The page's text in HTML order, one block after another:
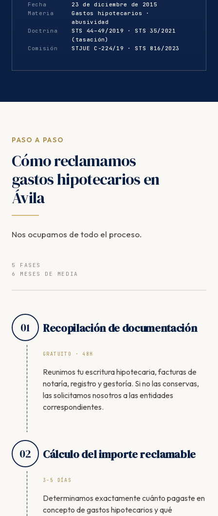
Fecha
23 de diciembre de 2015
Materia
Gastos hipotecarios ·
abusividad
Doctrina
STS 44–49/2019 · STS 35/2021
(tasación)
Comisión
STJUE C-224/19 · STS 816/2023
PASO A PASO
Cómo reclamamos
gastos hipotecarios en
Ávila
Nos ocupamos de todo el proceso.
5 FASES
6 MESES DE MEDIA
01 Recopilación de documentación
GRATUITO · 48H
Reunimos tu escritura hipotecaria, facturas de
notaría, registro y gestoría. Si no las conservas,
las solicitamos nosotros a las entidades
correspondientes.
02 Cálculo del importe reclamable
3-5 DÍAS
Determinamos exactamente cuánto pagaste en
concepto de gastos hipotecarios y qué